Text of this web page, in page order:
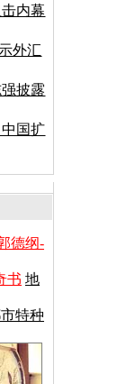
内幕
外汇
披露
国扩
德纲-
书 地
特种